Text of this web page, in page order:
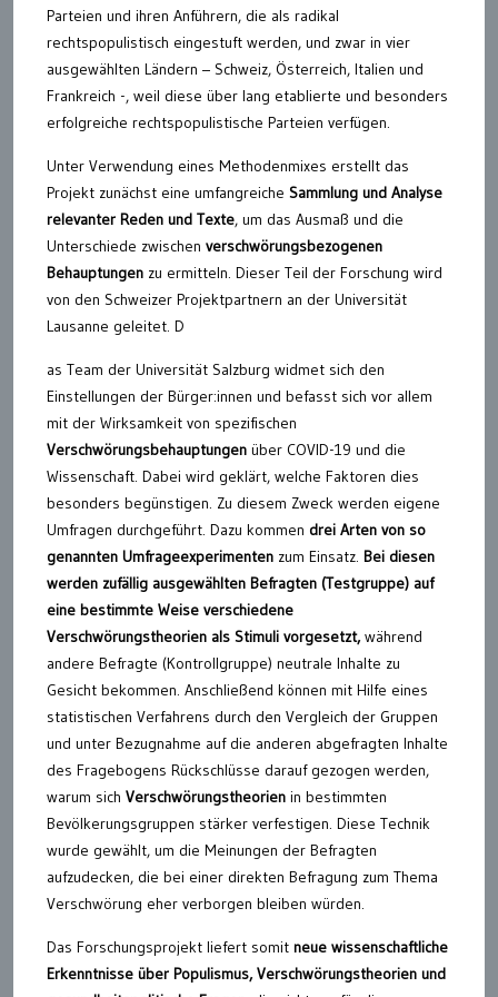
Parteien und ihren Anführern, die als radikal
rechtspopulistisch eingestuft werden, und zwar in vier
ausgewählten Ländern – Schweiz, Österreich, Italien und
Frankreich -, weil diese über lang etablierte und besonders
erfolgreiche rechtspopulistische Parteien verfügen.
Unter Verwendung eines Methodenmixes erstellt das
Projekt zunächst eine umfangreiche Sammlung und Analyse
relevanter Reden und Texte, um das Ausmaß und die
Unterschiede zwischen verschwörungsbezogenen
Behauptungen zu ermitteln. Dieser Teil der Forschung wird
von den Schweizer Projektpartnern an der Universität
Lausanne geleitet. D
as Team der Universität Salzburg widmet sich den
Einstellungen der Bürger:innen und befasst sich vor allem
mit der Wirksamkeit von spezifischen
Verschwörungsbehauptungen über COVID-19 und die
Wissenschaft. Dabei wird geklärt, welche Faktoren dies
besonders begünstigen. Zu diesem Zweck werden eigene
Umfragen durchgeführt. Dazu kommen drei Arten von so
genannten Umfrageexperimenten zum Einsatz. Bei diesen
werden zufällig ausgewählten Befragten (Testgruppe) auf
eine bestimmte Weise verschiedene
Verschwörungstheorien als Stimuli vorgesetzt,während
andere Befragte (Kontrollgruppe) neutrale Inhalte zu
Gesicht bekommen. Anschließend können mit Hilfe eines
statistischen Verfahrens durch den Vergleich der Gruppen
und unter Bezugnahme auf die anderen abgefragten Inhalte
des Fragebogens Rückschlüsse darauf gezogen werden,
warum sich Verschwörungstheorien in bestimmten
Bevölkerungsgruppen stärker verfestigen. Diese Technik
wurde gewählt, um die Meinungen der Befragten
aufzudecken, die bei einer direkten Befragung zum Thema
Verschwörung eher verborgen bleiben würden.
Das Forschungsprojekt liefert somit neue wissenschaftliche
Erkenntnisse über Populismus, Verschwörungstheorien und